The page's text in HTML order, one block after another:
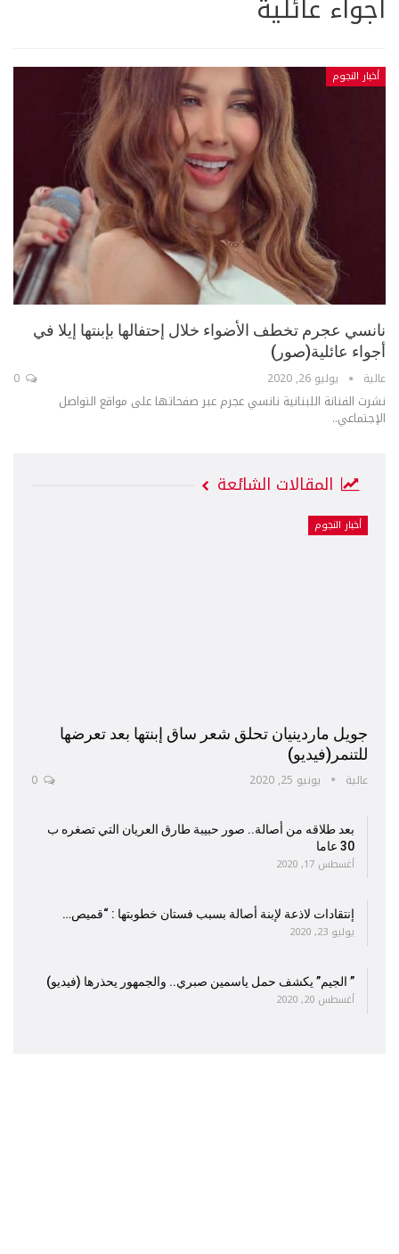
أخبار النجوم
نانسي عجرم تخطف الأضواء خلال إحتفالها بإبنتها إيلا في
أجواء عائلية(صور)
عالية يوليو 26, 2020
نشرت الفنانة اللبنانية نانسي عجرم عبر صفحاتها على مواقع التواصل
الإجتماعي..
المقالات الشائعة
أخبار النجوم
جويل ماردينيان تحلق شعر ساق إبنتها بعد تعرضها
للتنمر(فيديو)
عالية يونيو 25, 2020
بعد طلاقه من أصالة.. صور حبيبة طارق العريان التي تصغره ب
30 عاما
أغسطس 17, 2020
إنتقادات لاذعة لإبنة أصالة بسبب فستان خطوبتها : “قميص…
يوليو 23, 2020
” الجيم” يكشف حمل ياسمين صبري.. والجمهور يحذرها (فيديو)
أغسطس 20, 2020